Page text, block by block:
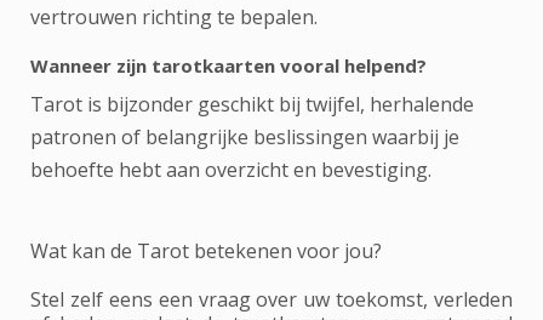
vertrouwen richting te bepalen.
Wanneer zijn tarotkaarten vooral helpend?
Tarot is bijzonder geschikt bij twijfel, herhalende
patronen of belangrijke beslissingen waarbij je
behoefte hebt aan overzicht en bevestiging.
Wat kan de Tarot betekenen voor jou?
Stel zelf eens een vraag over uw toekomst, verleden